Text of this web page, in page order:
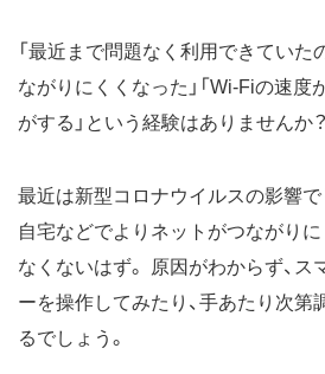
「最近まで問題なく利用できていた
ながりにくくなった」「Wi-Fiの速
がする」という経験はありませんか？
最近は新型コロナウイルスの影響で
自宅などでよりネットがつながり
なくないはず。 原因がわからず、
ーを操作してみたり、手あたり次第
るでしょう。